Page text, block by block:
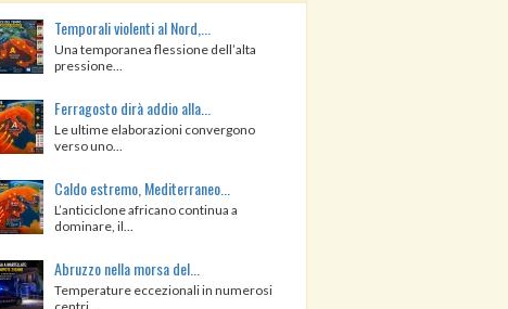
Temporali violenti al Nord,...
Una temporanea flessione dell’alta
pressione...
Ferragosto dirà addio alla...
Le ultime elaborazioni convergono
verso uno...
Caldo estremo, Mediterraneo...
L’anticiclone africano continua a
dominare, il...
Abruzzo nella morsa del...
Temperature eccezionali in numerosi